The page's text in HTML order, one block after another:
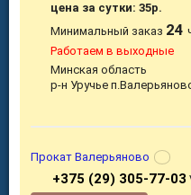
цена за сутки: 35р.
Минимальный заказ 24
Работаем в выходные
Минская область
р-н Уручье
Прокат Валерьяново
+375 (29) 305-77-03